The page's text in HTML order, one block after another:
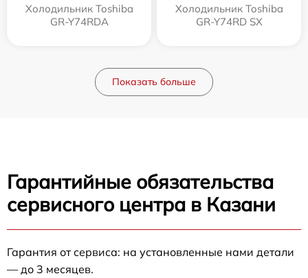
Холодильник Toshiba
GR-Y74RDA
Холодильник Toshiba
GR-Y74RD SX
Показать больше
Гарантийные обязательства
сервисного центра в Казани
Гарантия от сервиса: на установленные нами детали
— до 3 месяцев.